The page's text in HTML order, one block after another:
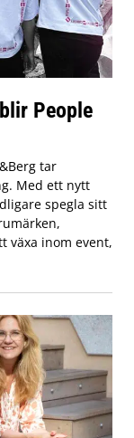
People
tar
Med ett nytt
spegla sitt
växa inom event,